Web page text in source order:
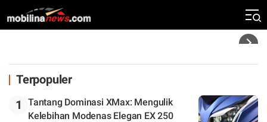
Klasemen
Terpopuler
1
Tantang Dominasi XMax: Mengulik
Kelebihan Modenas Elegan EX 250